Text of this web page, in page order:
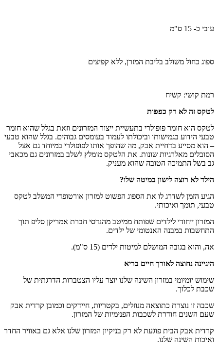
עובי כ- 15 ס"מ
ספוג כחול משולב בליבת המזרן, ללא קפיצים
רמת קושי: קשיח
לטקס זה לא רק כפפות
לטקס הוא חומר פופולרי בתעשיית ייצור המזרונים וזאת בגלל שהוא חומר
טבעי הידוע בגמישותו וביכולתו לעמוד בעומסים גבוהים. בגלל שהוא טבעי
– הוא מסייע בדחיית אבק, מה שהופך אותו לפופולרי במיוחד גם אצל
הסובלים מאלרגיות שונות. את הלטקס מומלץ לשלב במזרונים גם מכאבי
גב בשל התמיכה הטובה שהוא מעניק.
הילד לא רוצה לישון במיטה שלו?
הגיע הזמן לשדרג לו את הספוג הפשוט למזרון אורטופדי המשלב לטקס
טבעי, תומך ואיכותי.
המזרון ייחודי לילדים שפותח ממיטב מהנדסי חברת אמריקן סליפ תוך
התחשבות במבנה האנטומי של ילדים.
אה, והוא בגובה המושלם למיטות ילדים (15 ס"מ).
היגיינה נחוצה לאורך חיים בריא
שימוש יומיומי במזרון השינה שלנו יוצר עליו הצטברות הדרגתית של
שכבת לכלוך.
שכבה זו נוצרת כתוצאה מנוזלים, בקטריות, חיידקים וכמובן קרדית אבק
שעם השנים חודרת לשכבות הפנימיות של המזרון.
קרדית אבק הבית פוגעת לא רק בניקיון המזרון שלנו אלא גם באוויר החדר
ואיכות השינה שלנו.